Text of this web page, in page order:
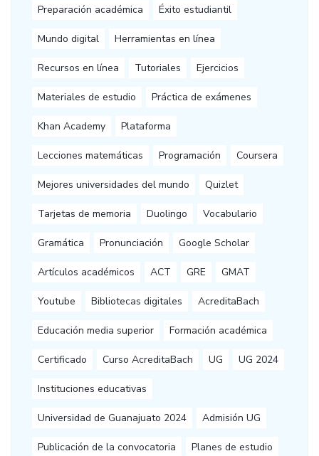
Preparación académica Éxito estudiantil
Mundo digital Herramientas en línea
Recursos en línea Tutoriales Ejercicios
Materiales de estudio Práctica de exámenes
Khan Academy Plataforma
Lecciones matemáticas Programación Coursera
Mejores universidades del mundo Quizlet
Tarjetas de memoria Duolingo Vocabulario
Gramática Pronunciación Google Scholar
Artículos académicos ACT GRE GMAT
Youtube Bibliotecas digitales AcreditaBach
Educación media superior Formación académica
Certificado Curso AcreditaBach UG UG 2024
Instituciones educativas
Universidad de Guanajuato 2024 Admisión UG
Publicación de la convocatoria Planes de estudio